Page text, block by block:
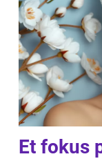
Et fokus